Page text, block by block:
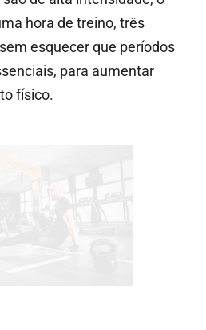
hora de treino, três
esquecer que períodos
para aumentar
físico.